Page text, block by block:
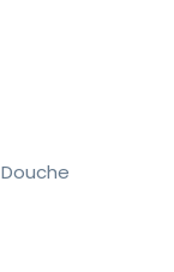
Douche